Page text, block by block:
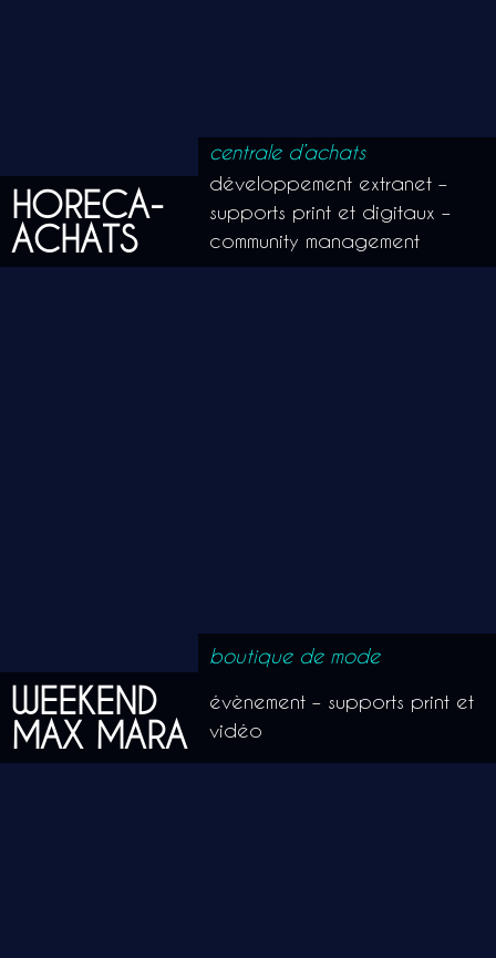
HORECA-
ACHATS
centrale d’achats
développement extranet –
supports print et digitaux –
community management
WEEKEND
MAX MARA
boutique de mode
évènement – supports print et
vidéo